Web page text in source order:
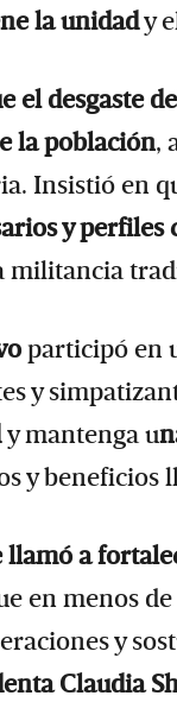
la unidady
el desgaste
la población,
Insistió en
y perfiles
militancia
participó en
y
y mantenga u
y beneficios
llamó a
en menos
y
Claudia